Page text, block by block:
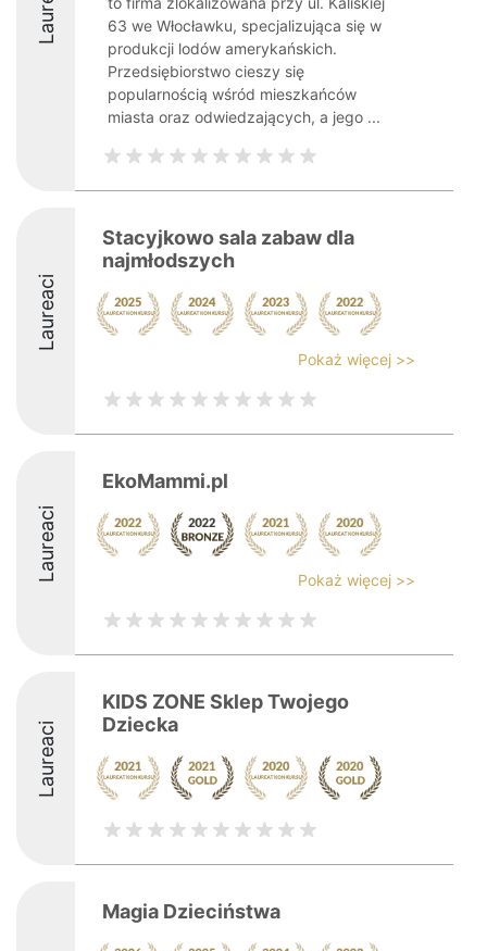
63 we Włocławku, specjalizująca się w
produkcji lodów amerykańskich.
Przedsiębiorstwo cieszy się
popularnością wśród mieszkańców
miasta oraz odwiedzających, a jego ...
Laureaci
Stacyjkowo sala zabaw dla
najmłodszych
Pokaż więcej >>
Laureaci
EkoMammi.pl
Pokaż więcej >>
Laureaci
KIDS ZONE Sklep Twojego
Dziecka
Magia Dzieciństwa